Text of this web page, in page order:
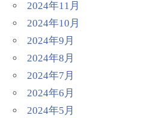
2024年11月
2024年10月
2024年9月
2024年8月
2024年7月
2024年6月
2024年5月